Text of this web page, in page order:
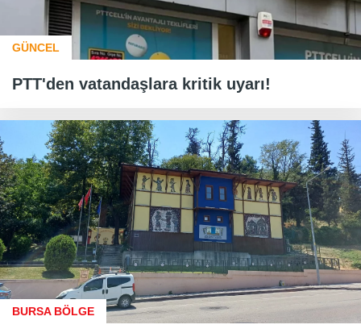
GÜNCEL
PTT'den vatandaşlara kritik uyarı!
BURSA BÖLGE